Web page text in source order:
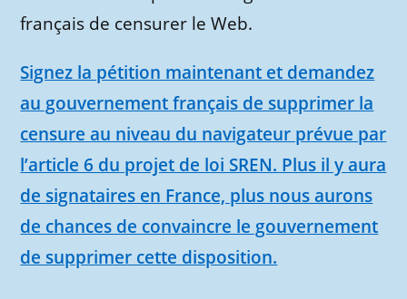
français de censurer le Web.
Signez la pétition maintenant et demandez
au gouvernement français de supprimer la
censure au niveau du navigateur prévue par
l’article 6 du projet de loi SREN. Plus il y aura
de signataires en France, plus nous aurons
de chances de convaincre le gouvernement
de supprimer cette disposition.